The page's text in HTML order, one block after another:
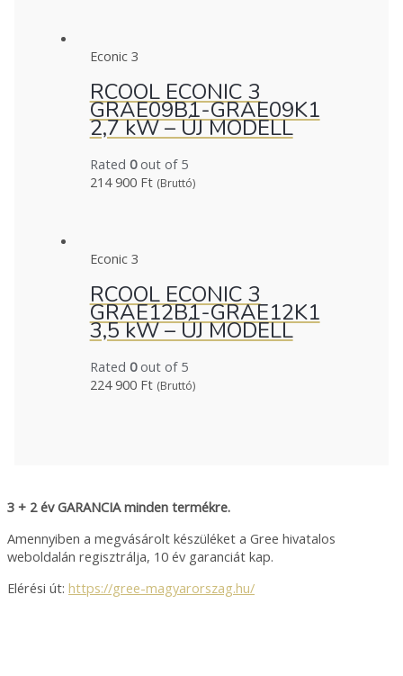
Econic 3
RCOOL ECONIC 3
GRAE09B1-GRAE09K1
2,7 kW – ÚJ MODELL
Rated 0out of 5
214 900 Ft (Bruttó)
Econic 3
RCOOL ECONIC 3
GRAE12B1-GRAE12K1
3,5 kW – ÚJ MODELL
Rated 0out of 5
224 900 Ft (Bruttó)
3 + 2 év GARANCIA minden termékre.
Amennyiben a megvásárolt készüléket a Gree hivatalos
weboldalán regisztrálja, 10 év garanciát kap.
Elérési út: https://gree-magyarorszag.hu/